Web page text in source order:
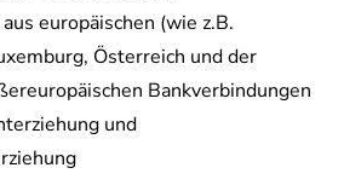
europäischen (wie z.B.
Österreich und der
Bankverbindungen
und